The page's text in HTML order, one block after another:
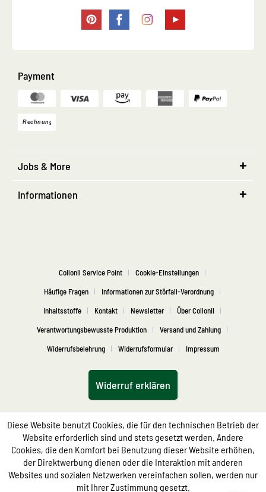
Payment
Jobs & More
Informationen
Collonil Service Point
Cookie-Einstellungen
Häufige Fragen
Informationen zur Störfall-Verordnung
Inhaltsstoffe
Kontakt Newsletter
Über Collonil
Verantwortungsbewusste Produktion
Versand und Zahlung
Widerrufsbelehrung
Widerrufsformular Impressum
Widerruf erklären
Diese Website benutzt Cookies, die für den technischen Betrieb der
Website erforderlich sind und stets gesetzt werden. Andere
Cookies, die den Komfort bei Benutzung dieser Website erhöhen,
der Direktwerbung dienen oder die Interaktion mit anderen
Websites und sozialen Netzwerken vereinfachen sollen, werden nur
mit Ihrer Zustimmung gesetzt.